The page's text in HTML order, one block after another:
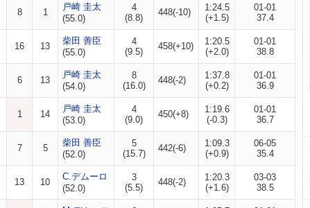
8 1
戸崎 圭太
(55.0)
4
(8.8)
448(-10)
1:24.5
(+1.5)
01-01
37.4
16 13
柴田 善臣
(55.0)
4
(9.5)
458(+10)
1:20.5
(+2.0)
01-01
38.8
6 13
戸崎 圭太
(54.0)
8
(16.0)
448(-2)
1:37.8
(+0.2)
01-01
36.9
1 14
戸崎 圭太
(53.0)
4
(9.0)
450(+8)
1:19.6
(-0.3)
01-01
36.7
7 5
柴田 善臣
(52.0)
5
(15.7)
442(-6)
1:09.3
(+0.9)
06-05
35.4
13 10
C.デムーロ
(52.0)
3
(5.5)
448(-2)
1:20.3
(+1.6)
03-03
38.5